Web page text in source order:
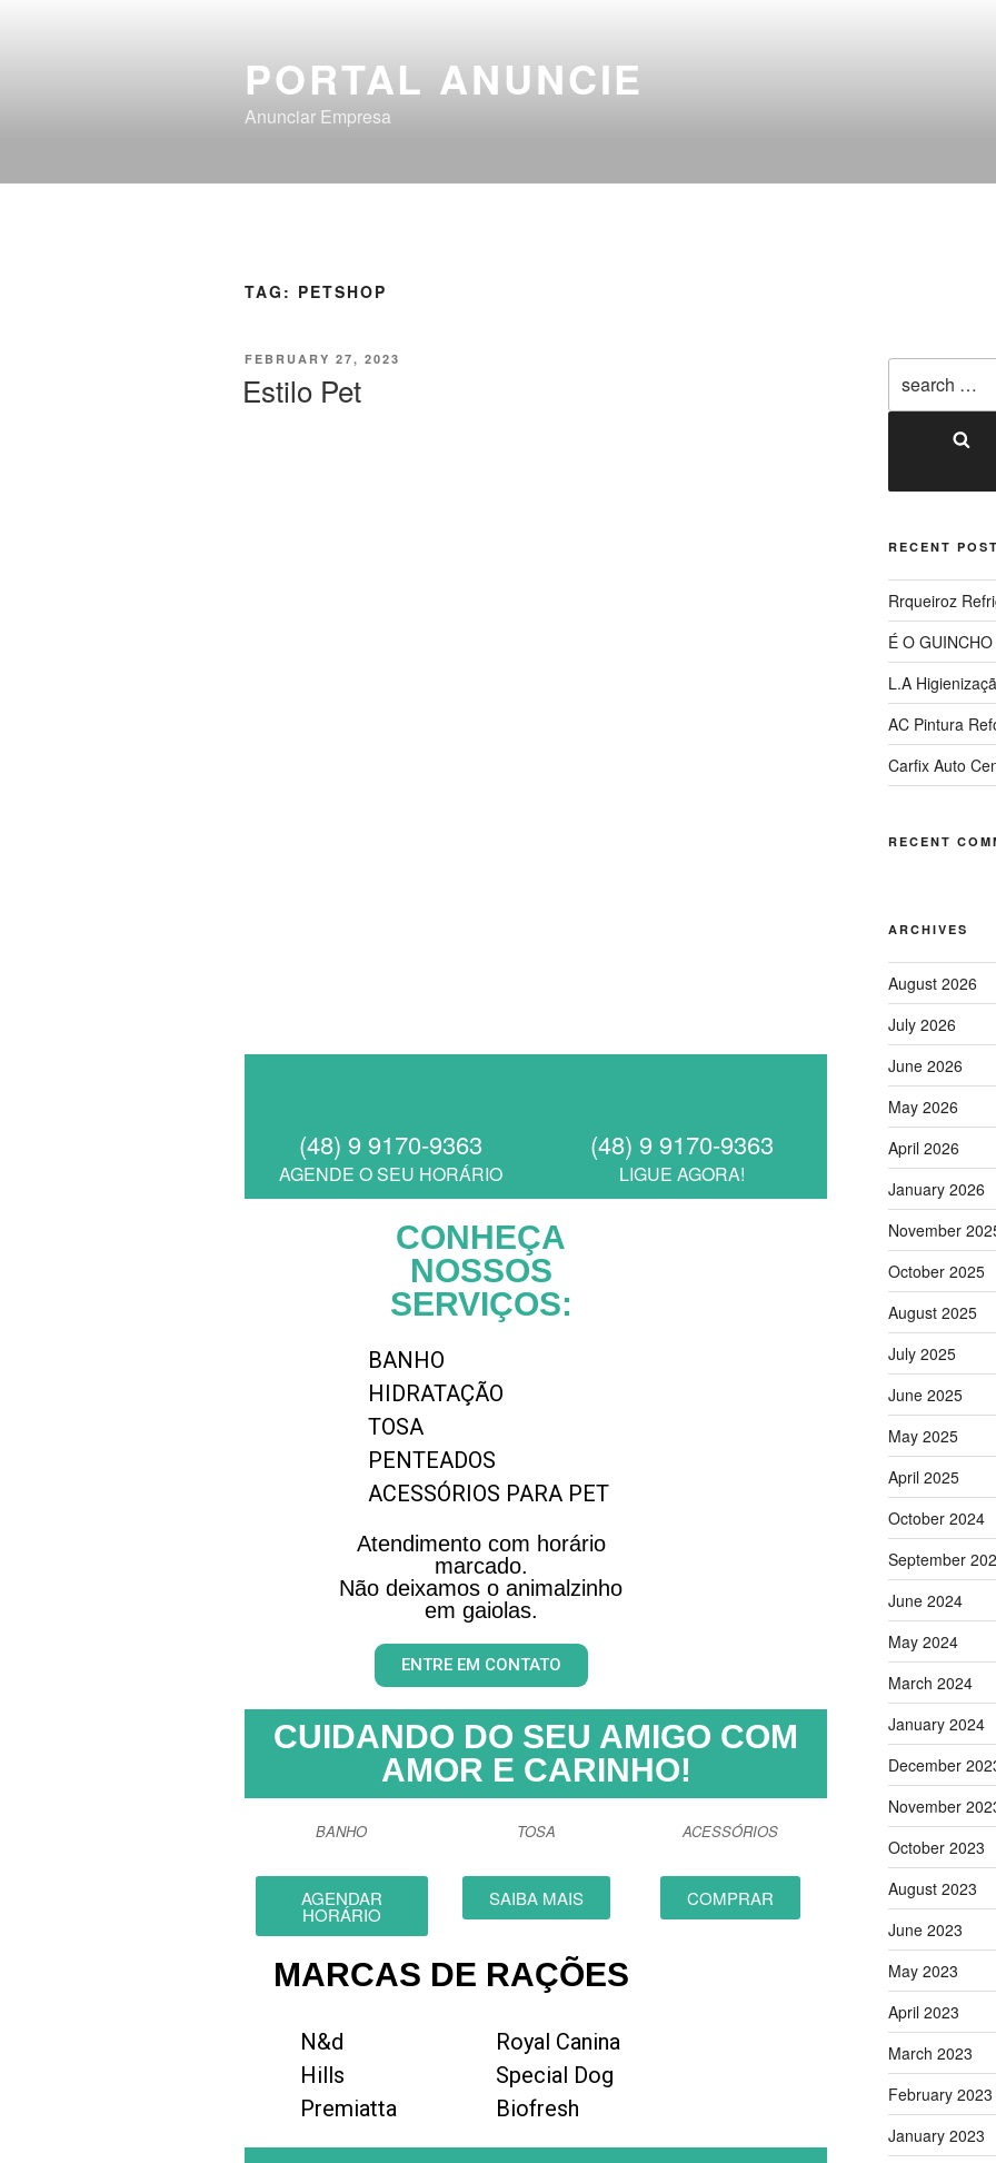
PORTAL ANUNCIE
Anunciar Empresa
TAG: PETSHOP
FEBRUARY 27, 2023
Estilo Pet
(48) 9 9170-9363
AGENDE O SEU HORÁRIO
(48) 9 9170-9363
LIGUE AGORA!
CONHEÇA
NOSSOS
SERVIÇOS:
BANHO
HIDRATAÇÃO
TOSA
PENTEADOS
ACESSÓRIOS PARA PET
Atendimento com horário
marcado.
Não deixamos o animalzinho
em gaiolas.
ENTRE EM CONTATO
CUIDANDO DO SEU AMIGO COM
AMOR E CARINHO!
BANHO
AGENDAR
HORÁRIO
TOSA
SAIBA MAIS
ACESSÓRIOS
COMPRAR
MARCAS DE RAÇÕES
N&d
Hills
Premiatta
Royal Canina
Special Dog
Biofresh
RECENT
Rrqueiroz
É O GUINCHO
L.A
AC Pintura
Carfix Auto
RECENT
ARCHIVES
August 2026
July 2026
June 2026
May 2026
April 2026
January 2026
November
October 2025
August 2025
July 2025
June 2025
May 2025
April 2025
October 2024
September
June 2024
May 2024
March 2024
January 2024
December
November
October 2023
August 2023
June 2023
May 2023
April 2023
March 2023
February 2023
January 2023